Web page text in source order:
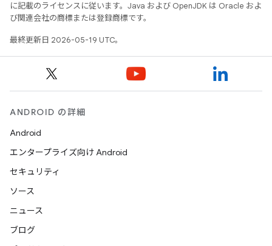
に記載のライセンスに従います。Java および OpenJDK は Oracle およ
び関連会社の商標または登録商標です。
最終更新日 2026-05-19 UTC。
ANDROID の詳細
Android
エンタープライズ向け Android
セキュリティ
ソース
ニュース
ブログ